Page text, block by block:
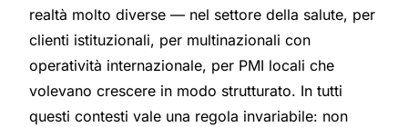
realtà molto diverse — nel settore della salute, per
clienti istituzionali, per multinazionali con
operatività internazionale, per PMI locali che
volevano crescere in modo strutturato. In tutti
questi contesti vale una regola invariabile: non